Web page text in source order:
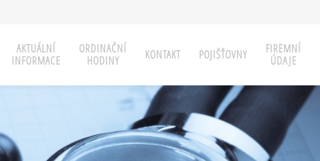
AKTUÁLNÍ
INFORMACE
ORDINAČNÍ
HODINY
KONTAKT POJIŠŤOVNY
FIREMNÍ
ÚDAJE